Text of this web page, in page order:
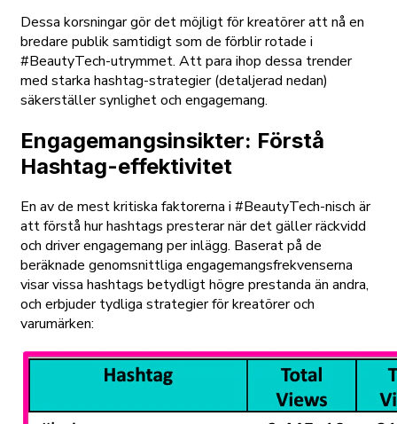
Dessa korsningar gör det möjligt för kreatörer att nå en
bredare publik samtidigt som de förblir rotade i
#BeautyTech-utrymmet. Att para ihop dessa trender
med starka hashtag-strategier (detaljerad nedan)
säkerställer synlighet och engagemang.
Engagemangsinsikter: Förstå
Hashtag-effektivitet
En av de mest kritiska faktorerna i #BeautyTech-nisch är
att förstå hur hashtags presterar när det gäller räckvidd
och driver engagemang per inlägg. Baserat på de
beräknade genomsnittliga engagemangsfrekvenserna
visar vissa hashtags betydligt högre prestanda än andra,
och erbjuder tydliga strategier för kreatörer och
varumärken: